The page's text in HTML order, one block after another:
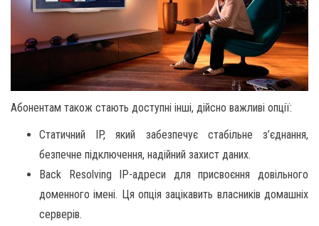
Абонентам також стають доступні інші, дійсно важливі опції:
Статичний IP, який забезпечує стабільне з’єднання,
безпечне підключення, надійний захист даних.
Back Resolving IP-адреси для присвоєння довільного
доменного імені. Ця опція зацікавить власників домашніх
серверів.